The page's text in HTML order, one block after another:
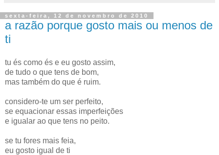
sexta-feira, 12 de novembro de 2010
a razão porque gosto mais ou menos de
ti
tu és como és e eu gosto assim,
de tudo o que tens de bom,
mas também do que é ruim.
considero-te um ser perfeito,
se equacionar essas imperfeições
e igualar ao que tens no peito.
se tu fores mais feia,
eu gosto igual de ti